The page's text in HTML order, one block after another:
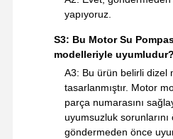
yapıyoruz.
S3: Bu Motor Su
modelleriyle uyumludur?
A3: Bu ürün belirli dizel
tasarlanmıştır. Motor
parça numarasını
uyumsuzluk
göndermeden önce